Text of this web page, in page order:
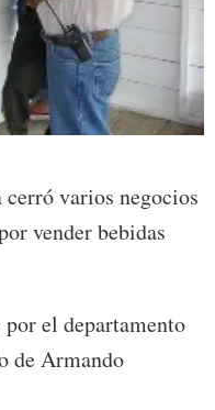
varios negocios
vender bebidas
el departamento
de Armando